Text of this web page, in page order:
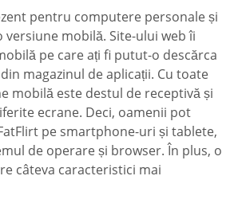
pentru computere personale și
mobilă. Site-ului web îi
pe care ați fi putut-o descărca
magazinul de aplicații. Cu toate
mobilă este destul de receptivă și
ecrane. Deci, oamenii pot
pe smartphone-uri și tablete,
de operare și browser. În plus, o
câteva caracteristici mai